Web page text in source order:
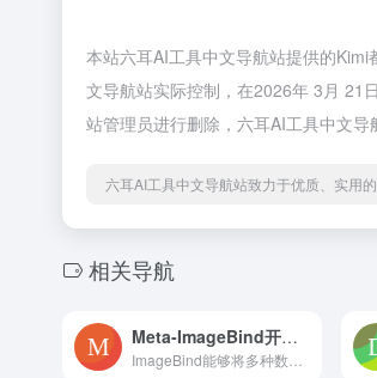
本站六耳AI工具中文导航站提供的
文导航站实际控制，在2026年 3月 21
站管理员进行删除，六耳AI工具中文导
六耳AI工具中文导航站致力于优质、实用
相关导航
Meta-ImageBind开源多模态AI大模型